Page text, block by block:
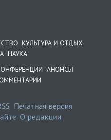
КУЛЬТУРА И ОТДЫХ
НАУКА
АНОНСЫ
Печатная версия
О редакции